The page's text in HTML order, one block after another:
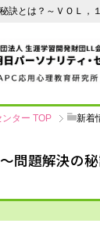
訣とは？～ＶＯＬ，１
ター TOP 新着
問題解決の